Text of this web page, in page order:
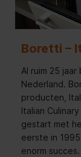
Boretti –
Al ruim 25
Nederland.
producten,
Italian
gestart met
eerste in
enorm